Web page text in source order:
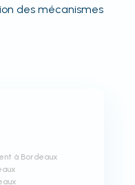
des mécanismes
à Bordeaux